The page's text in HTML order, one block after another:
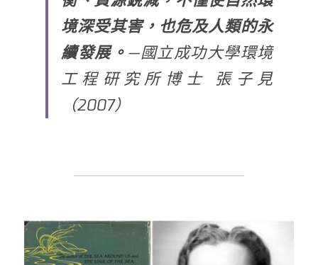
境深受其害，也危及人類的永
續發展。 —國立成功大學環境
工程研究所博士 張子見
（2007）